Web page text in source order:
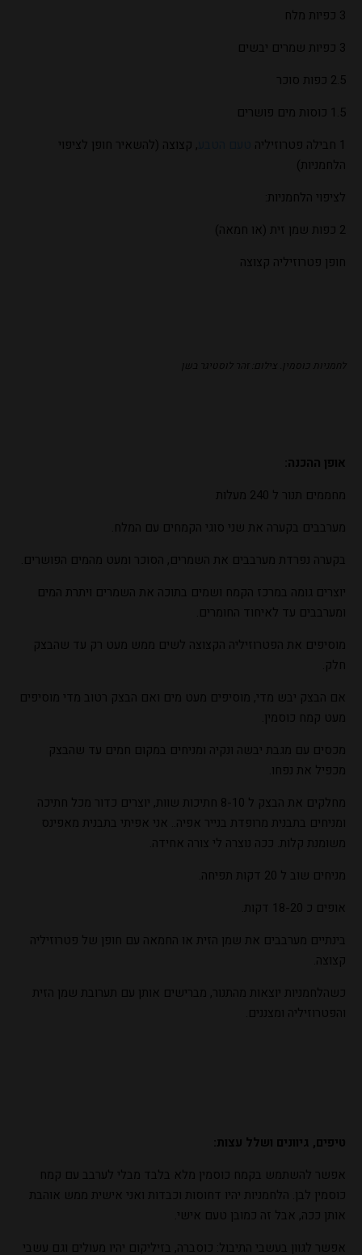
3 כפיות מלח
3 כפיות שמרים יבשים
2.5 כפות סוכר
1.5 כוסות מים פושרים
1 חבילה פטרוזיליה
, קצוצה (להשאיר חופן לציפוי
הלחמניות)
לציפוי הלחמניות:
2 כפות שמן זית (או חמאה)
חופן פטרוזיליה קצוצה
לחמניות כוסמין. צילום: זהר לוסטיגר בשן
אופן ההכנה:
מחממים תנור ל 240 מעלות
מערבבים בקערה את שני סוגי הקמחים עם המלח.
בקערה נפרדת מערבבים את השמרים, הסוכר ומעט מהמים הפושרים.
יוצרים גומה במרכז הקמח ושמים בתוכה את השמרים ויתרת המים
ומערבבים עד לאיחוד החומרים.
מוסיפים את הפטרוזיליה הקצוצה לשים ממש מעט רק עד שהבצק
חלק.
אם הבצק יבש מדי, מוסיפים מעט מים ואם הבצק רטוב מדי מוסיפים
מעט קמח כוסמין.
מכסים עם מגבת יבשה ונקיה ומניחים במקום חמים עד שהבצק
מכפיל את נפחו.
מחלקים את הבצק ל 8-10 חתיכות שוות, יוצרים כדור מכל חתיכה
ומניחים בתבנית מרופדת בנייר אפיה.. אני אפיתי בתבנית מאפינס
משומנת קלות. ככה נוצרה לי צורה אחידה.
מניחים שוב ל 20 דקות תפיחה.
אופים כ 18-20 דקות.
בינתיים מערבבים את שמן הזית או החמאה עם חופן של פטרוזיליה
קצוצה.
כשהלחמניות יוצאות מהתנור, מברישים אותן עם תערובת שמן הזית
והפטרוזיליה ומצננים.
טיפים, גיוונים ושלל עצות:
אפשר להשתמש בקמח כוסמין מלא בלבד מבלי לערבב עם קמח
כוסמין לבן. הלחמניות יהיו דחוסות וכבדות ואני אישית ממש אוהבת
אותן ככה, אבל זה כמובן טעם אישי.
אפשר לגוון בעשבי התיבול: כוסברה, בזיליקום יהיו מעולים וגם עשבי